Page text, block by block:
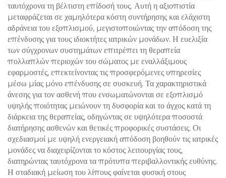
ταυτόχρονα τη βέλτιστη επίδοσή τους. Αυτή η αξιοπιστία
μεταφράζεται σε χαμηλότερα κόστη συντήρησης και ελάχιστη
αδράνεια του εξοπλισμού, μεγιστοποιώντας την απόδοση της
επένδυσης για τους ιδιοκτήτες ιατρικών μονάδων. Η ευελιξία
των σύγχρονων συστημάτων επιτρέπει τη θεραπεία
πολλαπλών περιοχών του σώματος με εναλλάξιμους
εφαρμοστές, επεκτείνοντας τις προσφερόμενες υπηρεσίες
μέσω μίας μόνο επένδυσης σε συσκευή. Τα χαρακτηριστικά
άνεσης για τον ασθενή που ενσωματώνονται σε εξοπλισμό
υψηλής ποιότητας μειώνουν τη δυσφορία και το άγχος κατά τη
διάρκεια της θεραπείας, οδηγώντας σε υψηλότερα ποσοστά
διατήρησης ασθενών και θετικές προφορικές συστάσεις. Οι
σχεδιασμοί με υψηλή ενεργειακή απόδοση βοηθούν τις ιατρικές
μονάδες να διαχειρίζονται το κόστος λειτουργίας τους,
διατηρώντας ταυτόχρονα τα πρότυπα περιβαλλοντικής ευθύνης.
Η σταδιακή μείωση του λίπους φαίνεται φυσική στους